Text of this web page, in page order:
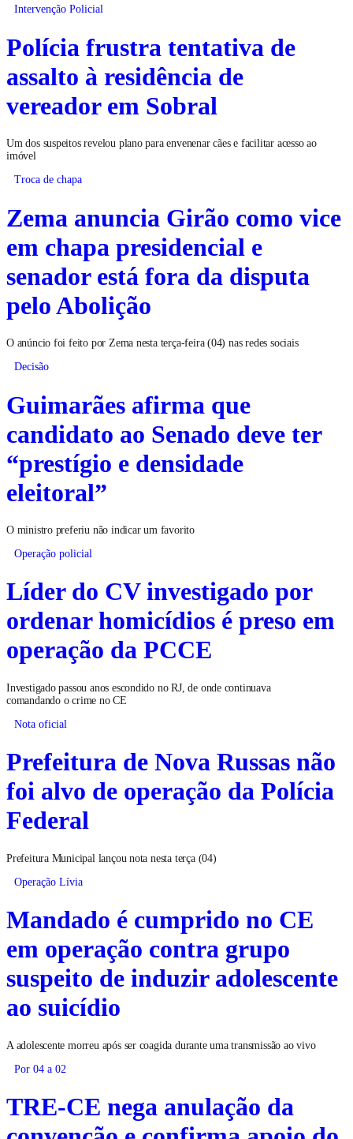
Intervenção Policial
Polícia frustra tentativa de
assalto à residência de
vereador em Sobral
Um dos suspeitos revelou plano para envenenar cães e facilitar acesso ao
imóvel
Troca de chapa
Zema anuncia Girão como vice
em chapa presidencial e
senador está fora da disputa
pelo Abolição
O anúncio foi feito por Zema nesta terça-feira (04) nas redes sociais
Decisão
Guimarães afirma que
candidato ao Senado deve ter
“prestígio e densidade
eleitoral”
O ministro preferiu não indicar um favorito
Operação policial
Líder do CV investigado por
ordenar homicídios é preso em
operação da PCCE
Investigado passou anos escondido no RJ, de onde continuava
comandando o crime no CE
Nota oficial
Prefeitura de Nova Russas não
foi alvo de operação da Polícia
Federal
Prefeitura Municipal lançou nota nesta terça (04)
Operação Lívia
Mandado é cumprido no CE
em operação contra grupo
suspeito de induzir adolescente
ao suicídio
A adolescente morreu após ser coagida durante uma transmissão ao vivo
Por 04 a 02
TRE-CE nega anulação da